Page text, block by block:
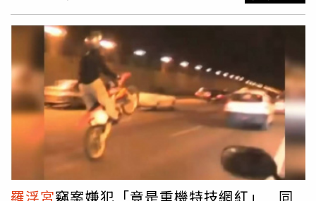
物館的阿波羅畫廊，並使用角磨機工具打破兩個展示櫃也以
武力支配了在場2名警衛自由，前後竟只花七分鐘時間就偷
走了19世紀法國王室如頭飾、項鍊和耳環等珍貴物品，總價
值折合約35億新台幣。儘管法國警方迅速展開調查，並從竊
賊匆忙逃離時留下皇冠和焚燒不完全的交通工具卡車研判，
這群竊賊其實漏洞百出，並非有組織的犯罪集團，也順利在
幾周內陸續逮捕多名嫌犯，然而關鍵的多數贓物根本已找不
著，此案暴露了 羅浮宮
安全隱憂，也讓世界各地重要博物館
紛紛檢視與優化安全保護計畫，希望不再發生這類憾事。故
宮博物院院長蕭宗煌（圖）坦言故宮文物最佳的避難方式就
是「原地避難」。（圖／CTWant攝影組）然而談到台灣收
羅浮宮竊案嫌犯「竟是重機特技網紅」 同